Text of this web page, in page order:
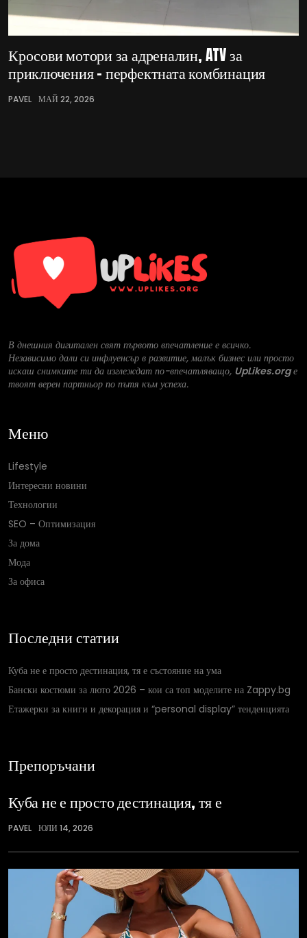
Кросови мотори за адреналин, ATV за
приключения – перфектната комбинация
PAVEL МАЙ 22, 2026
В днешния дигитален свят първото впечатление е всичко.
Независимо дали си инфлуенсър в развитие, малък бизнес или просто
искаш снимките ти да изглеждат по-впечатляващо, UpLikes.orgе
твоят верен партньор по пътя към успеха.
Меню
Lifestyle
Интересни новини
Технологии
SEO – Оптимизация
За дома
Мода
За офиса
Последни статии
Куба не е просто дестинация, тя е състояние на ума
Бански костюми за люто 2026 – кои са топ моделите на Zappy.bg
Етажерки за книги и декорация и “personal display” тенденцията
Препоръчани
Куба не е просто дестинация, тя е
PAVEL ЮЛИ 14, 2026